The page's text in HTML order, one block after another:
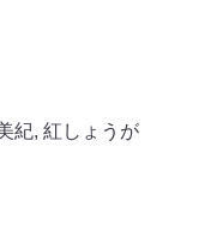
紀, 紅しょうが